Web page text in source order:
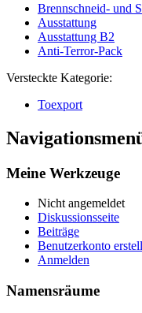
Brennschneid- und
Ausstattung
Ausstattung B2
Anti-Terror-Pack
Versteckte Kategorie:
Toexport
Meine Werkzeuge
Nicht angemeldet
Diskussionsseite
Beiträge
Benutzerkonto
Anmelden
Namensräume